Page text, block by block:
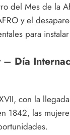
del Mes de la
y el
para
Día
con la
1842, las